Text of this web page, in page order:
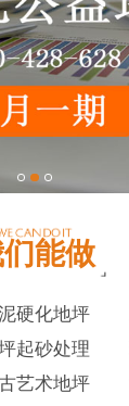
能做
硬化地坪
起砂处理
艺术地坪